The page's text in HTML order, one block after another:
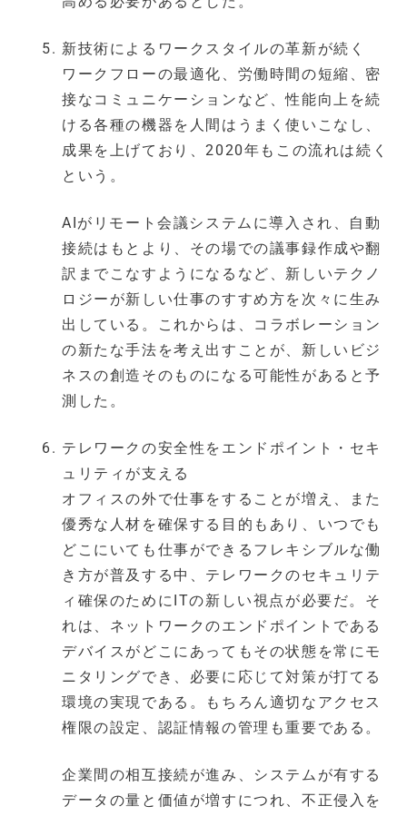
新技術によるワークスタイルの革新が続く
ワークフローの最適化、労働時間の短縮、密
接なコミュニケーションなど、性能向上を続
ける各種の機器を人間はうまく使いこなし、
成果を上げており、2020年もこの流れは続く
という。
AIがリモート会議システムに導入され、自動
接続はもとより、その場での議事録作成や翻
訳までこなすようになるなど、新しいテクノ
ロジーが新しい仕事のすすめ方を次々に生み
出している。これからは、コラボレーション
の新たな手法を考え出すことが、新しいビジ
ネスの創造そのものになる可能性があると予
測した。
テレワークの安全性をエンドポイント・セキ
ュリティが支える
オフィスの外で仕事をすることが増え、また
優秀な人材を確保する目的もあり、いつでも
どこにいても仕事ができるフレキシブルな働
き方が普及する中、テレワークのセキュリテ
ィ確保のためにITの新しい視点が必要だ。そ
れは、ネットワークのエンドポイントである
デバイスがどこにあってもその状態を常にモ
ニタリングでき、必要に応じて対策が打てる
環境の実現である。もちろん適切なアクセス
権限の設定、認証情報の管理も重要である。
企業間の相互接続が進み、システムが有する
データの量と価値が増すにつれ、不正侵入を